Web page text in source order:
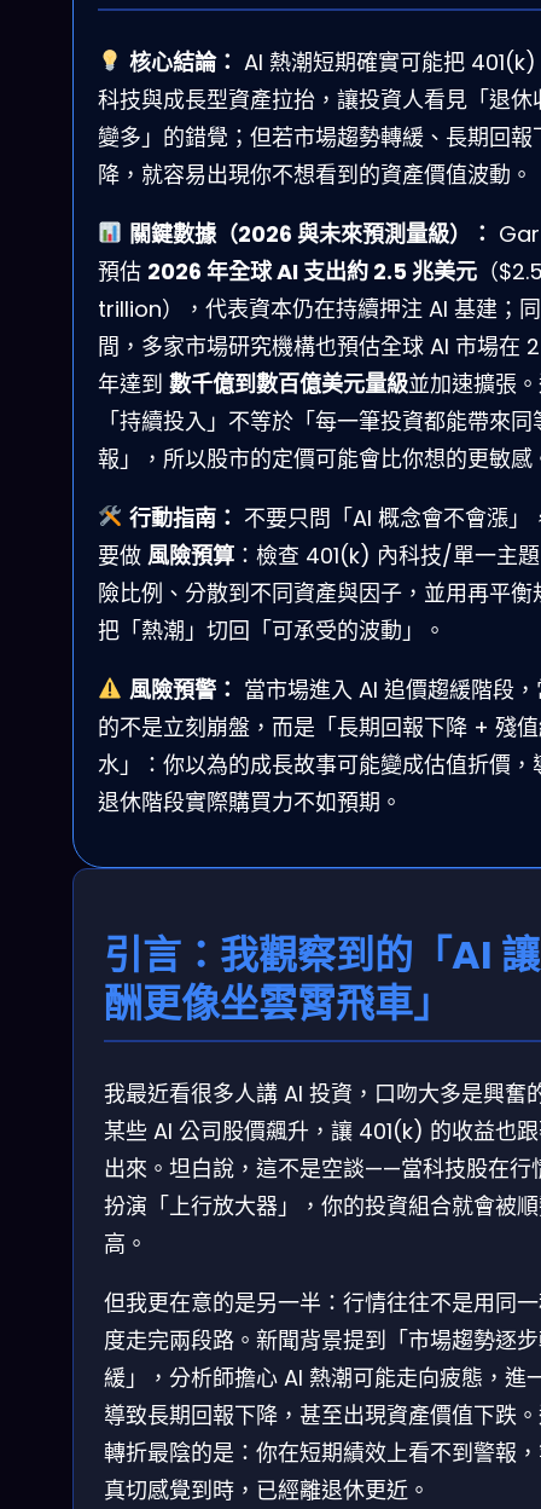
核心結論： AI 熱潮短期確實可能把
科技與成長型資產拉抬，讓投資人看見「退休
變多」的錯覺；但若市場趨勢轉緩、長期回報
降，就容易出現你不想看到的資產價值波動。
關鍵數據（2026 與未來預測量級）：
預估 2026 年全球 AI 支出約 2.5 兆美元 （
trillion），代表資本仍在持續押注 AI 基建；
間，多家市場研究機構也預估全球 AI 市場在
年達到 數千億到數百億美元量級並加速擴張
「持續投入」不等於「每一筆投資都能帶來同
報」，所以股市的定價可能會比你想的更敏感
行動指南： 不要只問「AI 概念會不會漲」
要做 風險預算 ：檢查 401(k) 內科技/單一主
險比例、分散到不同資產與因子，並用再平衡
把「熱潮」切回「可承受的波動」。
風險預警： 當市場進入 AI 追價趨緩階段
的不是立刻崩盤，而是「長期回報下降 + 殘
水」：你以為的成長故事可能變成估值折價，
退休階段實際購買力不如預期。
引言：我觀察到的「AI
酬更像坐雲霄飛車」
我最近看很多人講 AI 投資，口吻大多是興奮
某些 AI 公司股價飆升，讓 401(k) 的收益也
出來。坦白說，這不是空談——當科技股在行
扮演「上行放大器」，你的投資組合就會被
高。
但我更在意的是另一半：行情往往不是用同
度走完兩段路。新聞背景提到「市場趨勢逐
緩」，分析師擔心 AI 熱潮可能走向疲態，進
導致長期回報下降，甚至出現資產價值下跌
轉折最陰的是：你在短期績效上看不到警報
真切感覺到時，已經離退休更近。